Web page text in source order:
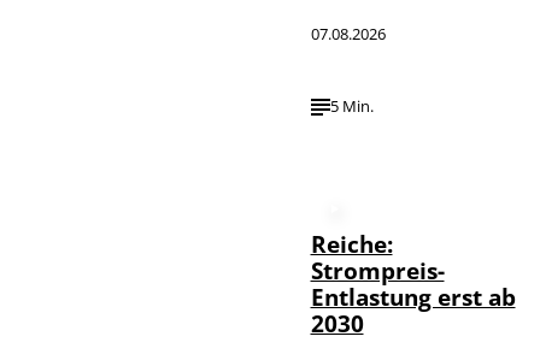
07.08.2026
5 Min.
Reiche:
Strompreis-
Entlastung erst ab
2030